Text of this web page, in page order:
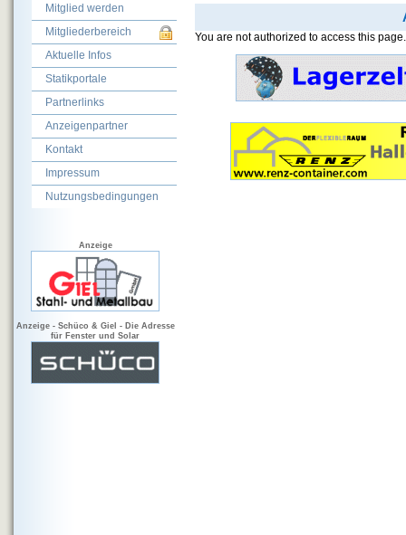
You are not authorized to access this page.
Mitglied werden
Mitgliederbereich
Aktuelle Infos
Statikportale
Partnerlinks
Anzeigenpartner
Kontakt
Impressum
Nutzungsbedingungen
Anzeige
Anzeige - Schüco & Giel - Die Adresse
für Fenster und Solar